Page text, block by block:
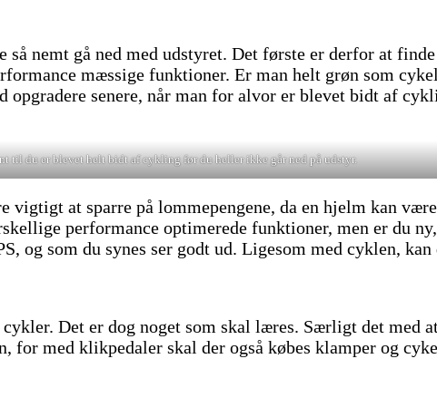
nemt gå ned med udstyret. Det første er derfor at
mæssige funktioner. Er man helt grøn som
opgradere senere, når man for alvor er blevet bidt af
til du er blevet helt bidt af cykling før du heller ikke går ned på udstyr.
at sparre på lommepengene, da en hjelm kan
performance optimerede funktioner, men er du
og som du synes ser godt ud. Ligesom med cyklen, kan
Det er dog noget som skal læres. Særligt det med
for med klikpedaler skal der også købes klamper og